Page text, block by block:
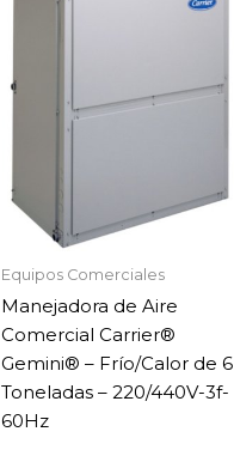
Equipos Comerciales
Manejadora de Aire
Comercial Carrier®
Gemini® – Frío/Calor de 6
Toneladas – 220/440V-3f-
60Hz